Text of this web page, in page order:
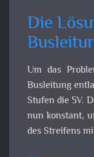
Die
Um das
Busleitung
Stufen die 5V.
nun konstant,
des Streifens